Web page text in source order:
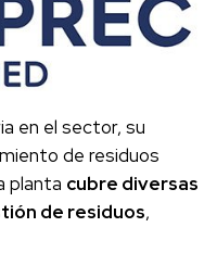
en el sector, su
de residuos
planta cubre diversas
de residuos,